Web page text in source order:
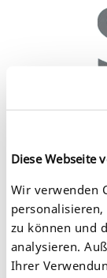
Diese Webseite
Wir verwenden
zu können und
analysieren.
Ihrer
SEH blau: 30%
TIF file
Outline